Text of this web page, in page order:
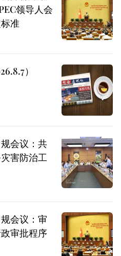
领导人会
准
）
会议：共
害防治工
会议：审
审批程序